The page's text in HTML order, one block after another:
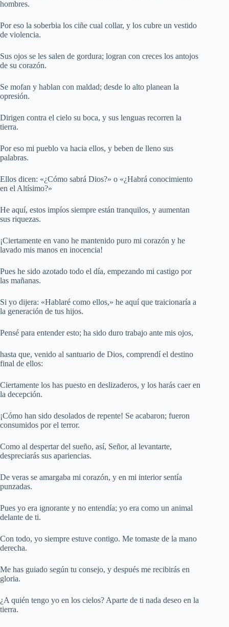
hombres.
Por eso la soberbia los ciñe cual collar, y los cubre un vestido
de violencia.
Sus ojos se les salen de gordura; logran con creces los antojos
de su corazón.
Se mofan y hablan con maldad; desde lo alto planean la
opresión.
Dirigen contra el cielo su boca, y sus lenguas recorren la
tierra.
Por eso mi pueblo va hacia ellos, y beben de lleno sus
palabras.
Ellos dicen: «¿Cómo sabrá Dios?» o «¿Habrá conocimiento
en el Altísimo?»
He aquí, estos impíos siempre están tranquilos, y aumentan
sus riquezas.
¡Ciertamente en vano he mantenido puro mi corazón y he
lavado mis manos en inocencia!
Pues he sido azotado todo el día, empezando mi castigo por
las mañanas.
Si yo dijera: «Hablaré como ellos,» he aquí que traicionaría a
la generación de tus hijos.
Pensé para entender esto; ha sido duro trabajo ante mis ojos,
hasta que, venido al santuario de Dios, comprendí el destino
final de ellos:
Ciertamente los has puesto en deslizaderos, y los harás caer en
la decepción.
¡Cómo han sido desolados de repente! Se acabaron; fueron
consumidos por el terror.
Como al despertar del sueño, así, Señor, al levantarte,
despreciarás sus apariencias.
De veras se amargaba mi corazón, y en mi interior sentía
punzadas.
Pues yo era ignorante y no entendía; yo era como un animal
delante de ti.
Con todo, yo siempre estuve contigo. Me tomaste de la mano
derecha.
Me has guiado según tu consejo, y después me recibirás en
gloria.
¿A quién tengo yo en los cielos? Aparte de ti nada deseo en la
tierra.